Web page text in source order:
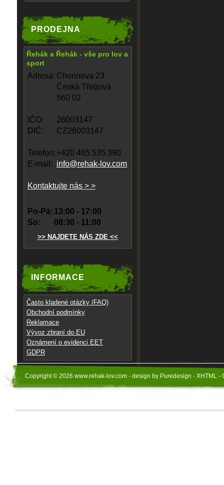
PRODEJNA
Řehák a Řehák - vše pro lov a
sport
Adresa: Chorinova 23
Česká Třebová
560 02
IČO:
26003147
DIČ:
CZ26003147
Telefon: +420 465 535 390
E-mail: info@rehak-lov.com
Kontaktujte nás > >
Po-Pá: 13:00 - 17:00
So:
08:30 - 11:00
>> NAJDETE NÁS ZDE <<
INFORMACE
Často kladené otázky (FAQ)
Obchodní podmínky
Reklamace
Vývoz zbraní do EU
Oznámení o evidenci EET
GDPR
Copyright © 2026 www.rehak-lov.com - design by Puredesign - XHTML -